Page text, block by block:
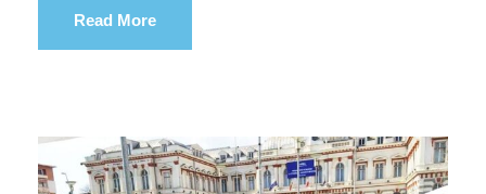
Read More